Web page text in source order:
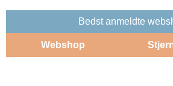
Bedst anmeldte
Webshop